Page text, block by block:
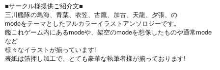
■サークル様提供ご紹介文■
三川艦隊の鳥海、青葉、衣笠、古鷹、加古、天龍、夕張、の
modeをテーマとしたフルカラーイラストアンソロジーです。
艦これゲーム内にあるmodeや、架空のmodeを想像したものや通常mode
など
様々なイラストが揃っています!
表紙は箔押し加工で、とても豪華な執筆者様が揃っております!